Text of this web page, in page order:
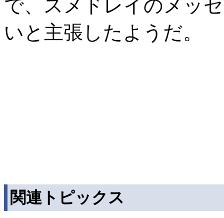
で、スメドレイのメッ
いと主張したようだ。
関連トピックス